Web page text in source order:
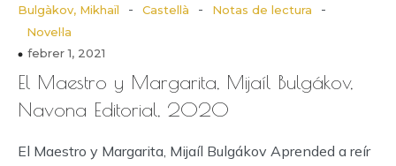
Bulgàkov, Mikhaïl - Castellà - Notas de lectura -
Novel·la
febrer 1, 2021
El Maestro y Margarita, Mijaíl Bulgákov,
Navona Editorial, 2020
El Maestro y Margarita, Mijaíl Bulgákov Aprended a reír